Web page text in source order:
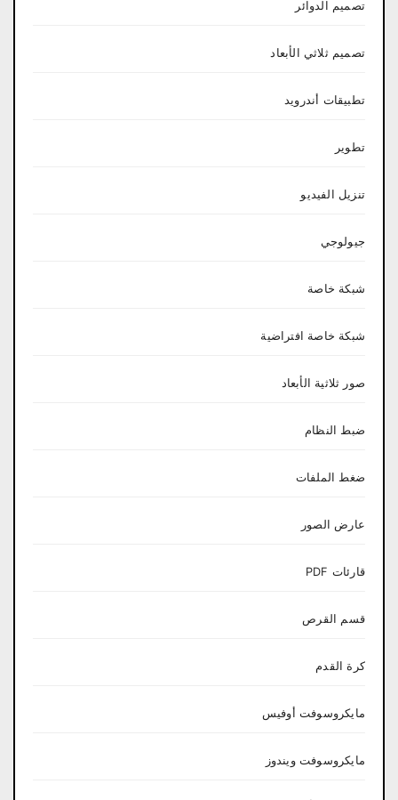
تصميم الدوائر
تصميم ثلاثي الأبعاد
تطبيقات أندرويد
تطوير
تنزيل الفيديو
جيولوجي
شبكة خاصة
شبكة خاصة افتراضية
صور ثلاثية الأبعاد
ضبط النظام
ضغط الملفات
عارض الصور
قارئات PDF
قسم القرص
كرة القدم
مايكروسوفت أوفيس
مايكروسوفت ويندوز